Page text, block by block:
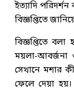
ইত্যাদি
বিজ্ঞপ্তিতে
বিজ্ঞপ্তিতে
ময়লা-আবর্জনা
সেখানে মশার
ফেলে দেয়া